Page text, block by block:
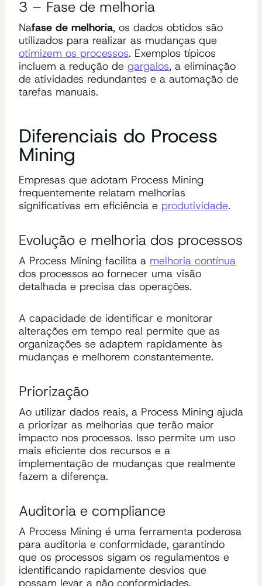
3 – Fase de melhoria
Nafase de melhoria, os dados obtidos são
utilizados para realizar as mudanças que
otimizem os processos. Exemplos típicos
incluem a redução de gargalos, a eliminação
de atividades redundantes e a automação de
tarefas manuais.
Diferenciais do Process
Mining
Empresas que adotam Process Mining
frequentemente relatam melhorias
significativas em eficiência e produtividade.
Evolução e melhoria dos processos
A Process Mining facilita a melhoria contínua
dos processos ao fornecer uma visão
detalhada e precisa das operações.
A capacidade de identificar e monitorar
alterações em tempo real permite que as
organizações se adaptem rapidamente às
mudanças e melhorem constantemente.
Priorização
Ao utilizar dados reais, a Process Mining ajuda
a priorizar as melhorias que terão maior
impacto nos processos. Isso permite um uso
mais eficiente dos recursos e a
implementação de mudanças que realmente
fazem a diferença.
Auditoria e compliance
A Process Mining é uma ferramenta poderosa
para auditoria e conformidade, garantindo
que os processos sigam os regulamentos e
identificando rapidamente desvios que
possam levar a não conformidades.